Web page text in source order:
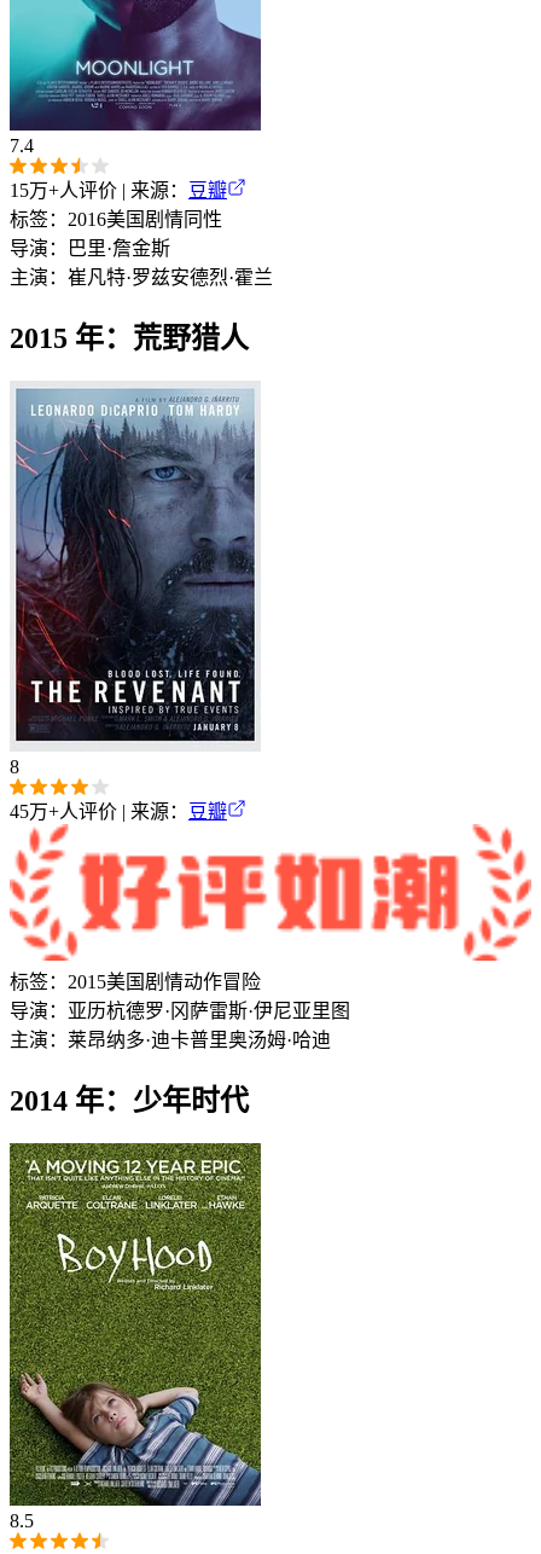
7.4
15万+人评价 | 来源：
豆瓣
标签： 2016美国 剧情同性
导演：
巴里·詹金斯
主演： 崔凡特·罗兹安德烈·霍兰
2015 年：荒野猎人
8
45万+人评价 | 来源： 豆瓣
标签： 2015美国 剧情动作冒险
导演： 亚历杭德罗·冈萨雷斯·伊尼亚里图
主演： 莱昂纳多·迪卡普里奥汤姆·哈迪
2014 年：少年时代
8.5